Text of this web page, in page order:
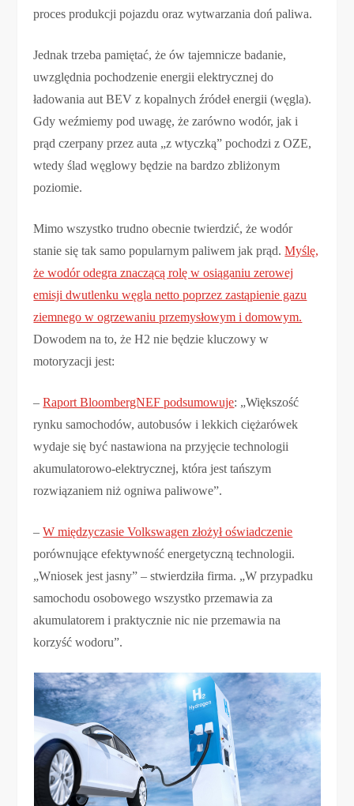
proces produkcji pojazdu oraz wytwarzania doń paliwa.
Jednak trzeba pamiętać, że ów tajemnicze badanie,
uwzględnia pochodzenie energii elektrycznej do
ładowania aut BEV z kopalnych źródeł energii (węgla).
Gdy weźmiemy pod uwagę, że zarówno wodór, jak i
prąd czerpany przez auta „z wtyczką” pochodzi z OZE,
wtedy ślad węglowy będzie na bardzo zbliżonym
poziomie.
Mimo wszystko trudno obecnie twierdzić, że wodór
stanie się tak samo popularnym paliwem jak prąd.Myślę,
że wodór odegra znaczącą rolę w osiąganiu zerowej
emisji dwutlenku węgla netto poprzez zastąpienie gazu
ziemnego w ogrzewaniu przemysłowym i domowym.
Dowodem na to, że H2 nie będzie kluczowy w
motoryzacji jest:
–Raport BloombergNEF podsumowuje: „Większość
rynku samochodów, autobusów i lekkich ciężarówek
wydaje się być nastawiona na przyjęcie technologii
akumulatorowo-elektrycznej, która jest tańszym
rozwiązaniem niż ogniwa paliwowe”.
–W międzyczasie Volkswagen złożył oświadczenie
porównujące efektywność energetyczną technologii.
„Wniosek jest jasny” – stwierdziła firma. „W przypadku
samochodu osobowego wszystko przemawia za
akumulatorem i praktycznie nic nie przemawia na
korzyść wodoru”.